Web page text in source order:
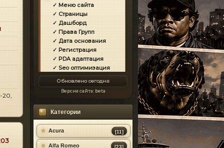
20,
✓ Меню сайта
✓ Страницы
✓ Дашборд
✓ Права Групп
✓ Дата основания
✓ Регистрация
✓ PDA адаптация
✓ Seo оптимизация
✓ Загрузка страниц
✓ Моды
✓ Главная
✓ Репутация
✓ Золотой коммент
✓ Футер
✓ Форум
Обновлено сегодня
Версия сайта: beta
Категории
Acura [11]
Alfa Romeo [23]